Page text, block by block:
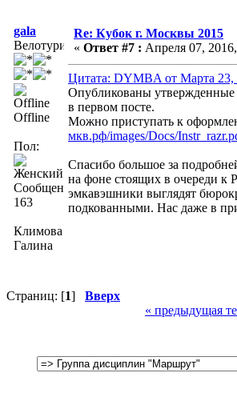
gala
Велотурист
Offline
Пол:
Сообщений:
163
Климова
Галина
Re: Кубок г. Москвы 2015
« Ответ #7 : Апреля 07,
Цитата: DYMBA от Марта 23,
Опубликованы утвержденные
в первом посте.
Можно приступать к
мкв.рф/images/Docs/
Спасибо большое за
на фоне стоящих в очереди к
эмкавэшники выглядят
подкованными. Нас даже в
Страниц: [1] Вверх
« предыдущая